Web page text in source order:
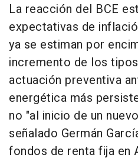
La reacción del BCE
expectativas de
ya se estiman por
incremento de los
actuación preventiva
energética más
no "al inicio de un
señalado Germán
fondos de renta fija en